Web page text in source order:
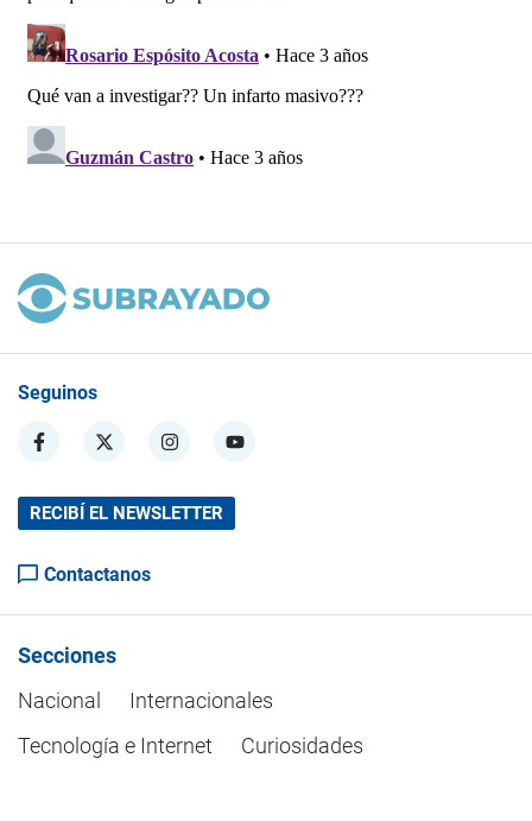
Seguinos
RECIBÍ EL NEWSLETTER
Contactanos
Secciones
Nacional
Internacionales
Tecnología e Internet
Curiosidades